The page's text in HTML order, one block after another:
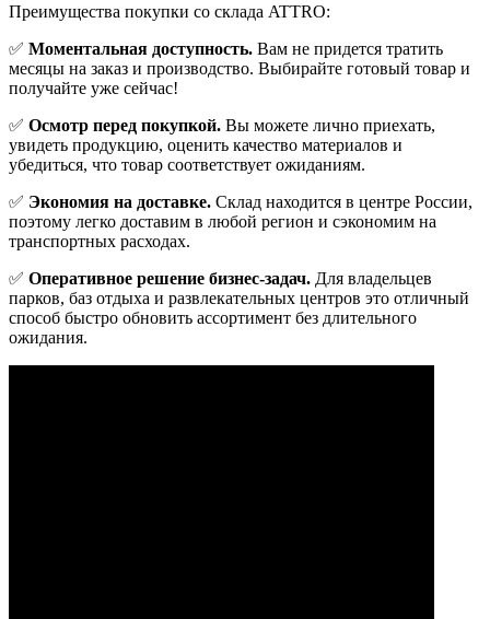
Преимущества покупки со склада ATTRO:
✅ Моментальная доступность. Вам не придется тратить
месяцы на заказ и производство. Выбирайте готовый товар и
получайте уже сейчас!
✅ Осмотр перед покупкой. Вы можете лично приехать,
увидеть продукцию, оценить качество материалов и
убедиться, что товар соответствует ожиданиям.
✅ Экономия на доставке. Склад находится в центре России,
поэтому легко доставим в любой регион и сэкономим на
транспортных расходах.
✅ Оперативное решение бизнес-задач. Для владельцев
парков, баз отдыха и развлекательных центров это отличный
способ быстро обновить ассортимент без длительного
ожидания.